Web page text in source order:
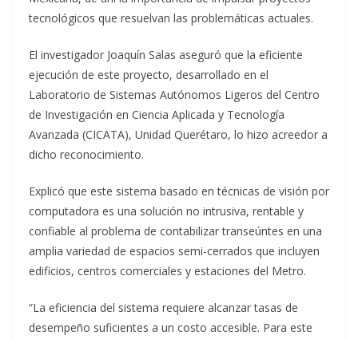
tecnológicos que resuelvan las problemáticas actuales.
El investigador Joaquín Salas aseguró que la eficiente
ejecución de este proyecto, desarrollado en el
Laboratorio de Sistemas Autónomos Ligeros del Centro
de Investigación en Ciencia Aplicada y Tecnología
Avanzada (CICATA), Unidad Querétaro, lo hizo acreedor a
dicho reconocimiento.
Explicó que este sistema basado en técnicas de visión por
computadora es una solución no intrusiva, rentable y
confiable al problema de contabilizar transeúntes en una
amplia variedad de espacios semi-cerrados que incluyen
edificios, centros comerciales y estaciones del Metro.
“La eficiencia del sistema requiere alcanzar tasas de
desempeño suficientes a un costo accesible. Para este